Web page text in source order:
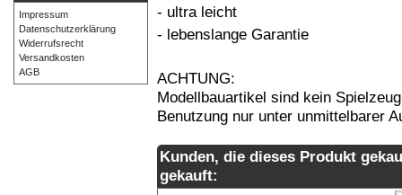
- ultra leicht
- lebenslange Garantie
ACHTUNG:
Modellbauartikel sind kein
Benutzung nur unter unmittelbarer
Kunden, die dieses Produkt
gekauft:
Impressum
Datenschutzerklärung
Widerrufsrecht
Versandkosten
AGB